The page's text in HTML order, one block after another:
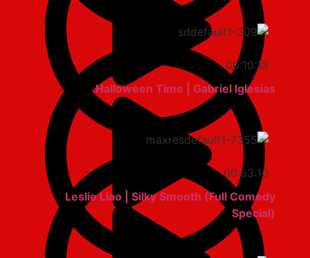
00:10:13
Halloween Time | Gabriel Iglesias
00:53:10
Leslie Liao | Silky Smooth (Full Comedy
Special)